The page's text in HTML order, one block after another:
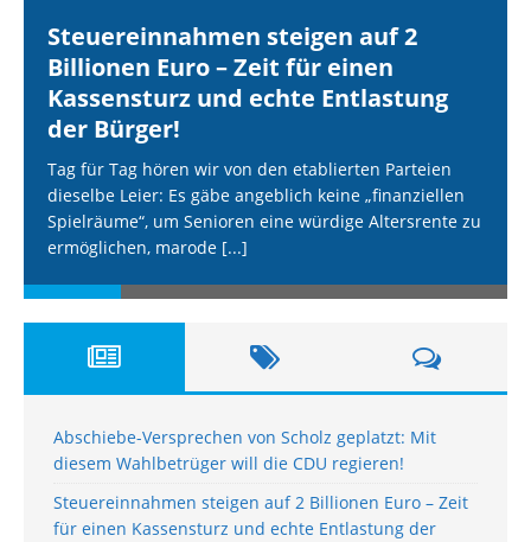
Steuereinnahmen steigen auf 2
Billionen Euro – Zeit für einen
Kassensturz und echte Entlastung
der Bürger!
Tag für Tag hören wir von den etablierten Parteien
dieselbe Leier: Es gäbe angeblich keine „finanziellen
Spielräume“, um Senioren eine würdige Altersrente zu
ermöglichen, marode [...]
Abschiebe-Versprechen von Scholz geplatzt: Mit
diesem Wahlbetrüger will die CDU regieren!
Steuereinnahmen steigen auf 2 Billionen Euro – Zeit
für einen Kassensturz und echte Entlastung der